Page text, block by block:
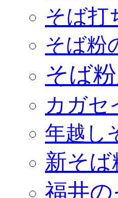
そば打
そば粉
そば
カガセ
年越し
新そ
福井